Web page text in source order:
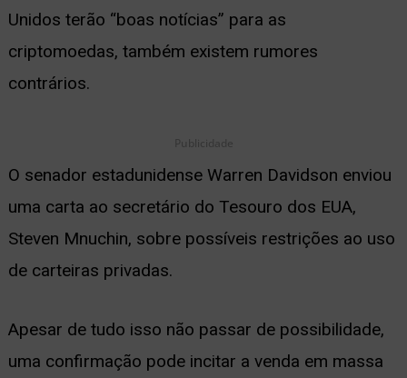
Unidos terão “boas notícias” para as
criptomoedas, também existem rumores
contrários.
Publicidade
O senador estadunidense Warren Davidson enviou
uma carta ao secretário do Tesouro dos EUA,
Steven Mnuchin, sobre possíveis restrições ao uso
de carteiras privadas.
Apesar de tudo isso não passar de possibilidade,
uma confirmação pode incitar a venda em massa